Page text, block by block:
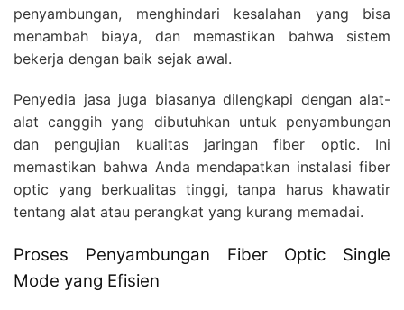
penyambungan, menghindari kesalahan yang bisa
menambah biaya, dan memastikan bahwa sistem
bekerja dengan baik sejak awal.
Penyedia jasa juga biasanya dilengkapi dengan alat-
alat canggih yang dibutuhkan untuk penyambungan
dan pengujian kualitas jaringan fiber optic. Ini
memastikan bahwa Anda mendapatkan instalasi fiber
optic yang berkualitas tinggi, tanpa harus khawatir
tentang alat atau perangkat yang kurang memadai.
Proses Penyambungan Fiber Optic Single
Mode yang Efisien